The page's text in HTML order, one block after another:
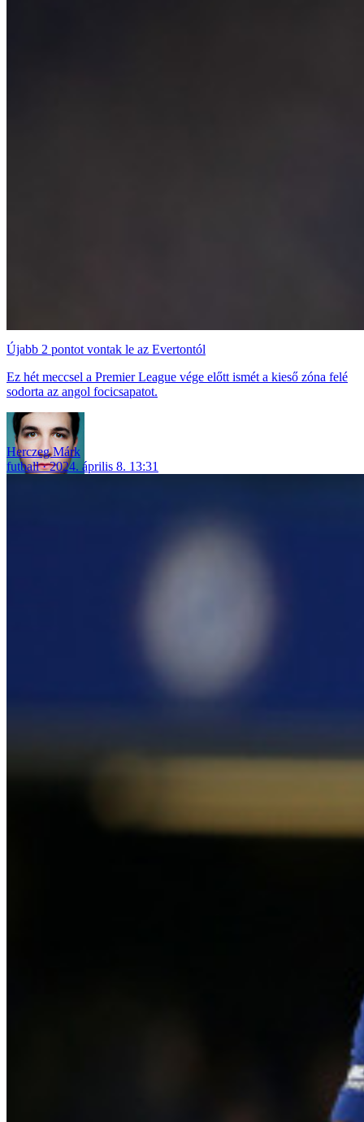
Újabb 2 pontot vontak le az Evertontól
Ez hét meccsel a Premier League vége előtt ismét a kieső zóna felé
sodorta az angol focicsapatot.
Herczeg Márk
futball
2024. április 8. 13:31